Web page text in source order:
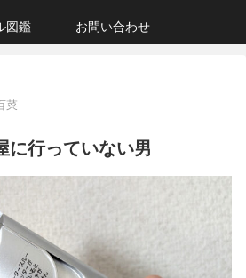
図鑑 お問い合わせ
菜
に行っていない男